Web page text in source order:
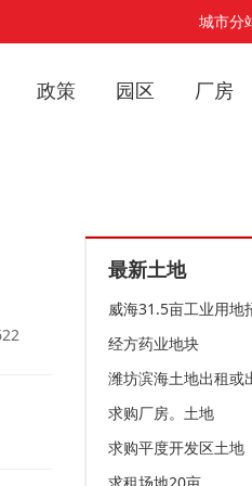
城市分
政策 园区 厂房
最新土地
威海31.5亩工业用地
经方药业地块
潍坊滨海土地出租或
求购厂房。土地
求购平度开发区土地